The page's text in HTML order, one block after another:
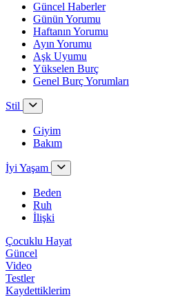
Güncel Haberler
Günün Yorumu
Haftanın Yorumu
Ayın Yorumu
Aşk Uyumu
Yükselen Burç
Genel Burç Yorumları
Stil
Giyim
Bakım
İyi Yaşam
Beden
Ruh
İlişki
Çocuklu Hayat
Güncel
Video
Testler
Kaydettiklerim